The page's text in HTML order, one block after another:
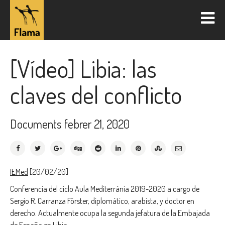
[Vídeo] Libia: las
claves del conflicto
Documents febrer 21, 2020
IEMed [20/02/20]
Conferencia del ciclo Aula Mediterrània 2019-2020 a cargo de
Sergio R. Carranza Förster, diplomático, arabista, y doctor en
derecho. Actualmente ocupa la segunda jefatura de la Embajada